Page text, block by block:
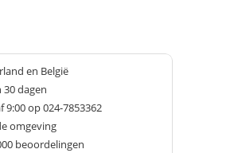
en België
dagen
op 024-7853362
omgeving
beoordelingen